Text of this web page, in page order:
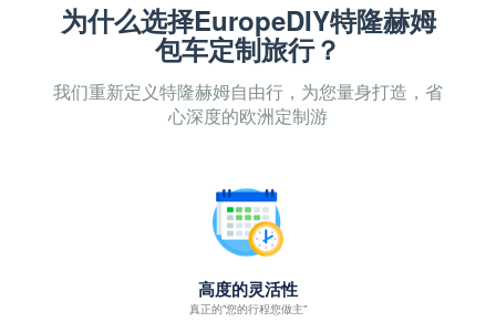
为什么选择EuropeDIY特隆赫姆
包车定制旅行？
我们重新定义特隆赫姆自由行，为您量身打造，省
心深度的欧洲定制游
高度的灵活性
真正的"您的行程您做主"